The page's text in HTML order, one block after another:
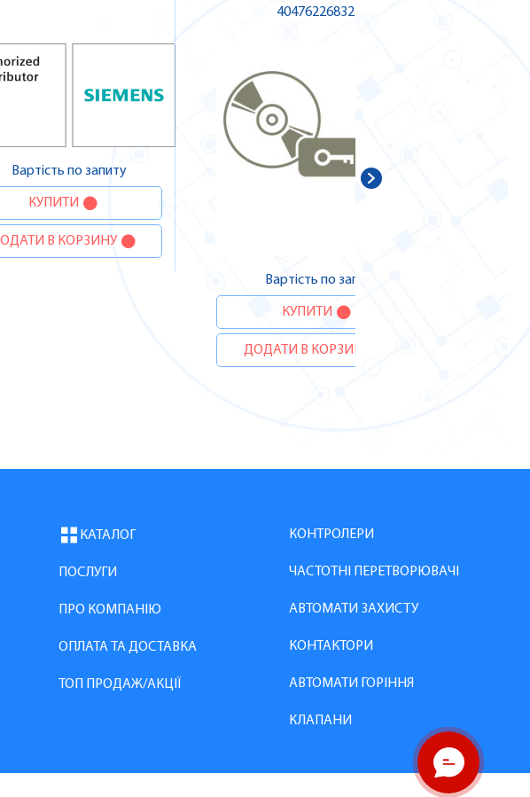
Вартість по запиту
КУПИТИ
В КОРЗИНУ
4047622683255
Вартість по запиту
КУПИТИ
ДОДАТИ В КОРЗИНУ
КАТАЛОГ
ПОСЛУГИ
ПРО КОМПАНІЮ
ОПЛАТА ТА ДОСТАВКА
ТОП ПРОДАЖ/АКЦІЇ
КОНТРОЛЕРИ
ЧАСТОТНІ ПЕРЕТВОРЮВАЧІ
АВТОМАТИ ЗАХИСТУ
КОНТАКТОРИ
АВТОМАТИ ГОРІННЯ
КЛАПАНИ